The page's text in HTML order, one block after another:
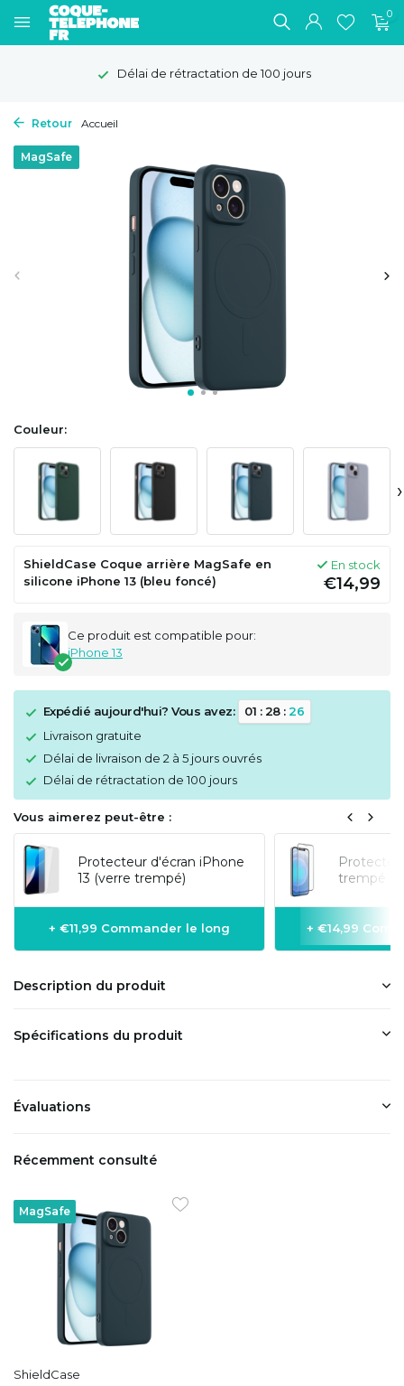
0
Délai de rétractation de 100 jours
Retour Accueil
MagSafe
Couleur:
›
ShieldCase Coque arrière MagSafe en
silicone iPhone 13 (bleu foncé)
En stock
€14,99
Ce produit est compatible pour:
iPhone 13
Expédié aujourd'hui? Vous avez: 01 :28 :25
Livraison gratuite
Délai de livraison de 2 à 5 jours ouvrés
Délai de rétractation de 100 jours
Vous aimerez peut-être :
Protecteur d'écran iPhone
13 (verre trempé)
+ €11,99 Commander le long
trempé
+ €14,99
Description du produit
Spécifications du produit
Évaluations
Récemment consulté
MagSafe
ShieldCase